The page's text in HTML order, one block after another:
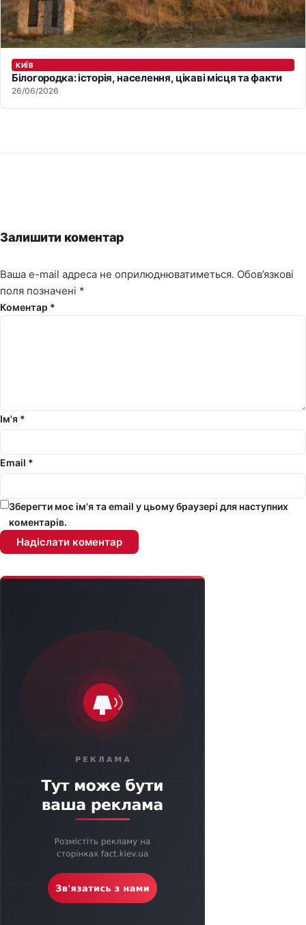
КИЇВ
Білогородка: історія, населення, цікаві місця та факти
26/06/2026
Залишити коментар
Ваша e-mail адреса не оприлюднюватиметься. Обов’язкові
поля позначені *
Коментар *
Ім'я *
Email *
Зберегти моє ім'я та email у цьому браузері для наступних
коментарів.